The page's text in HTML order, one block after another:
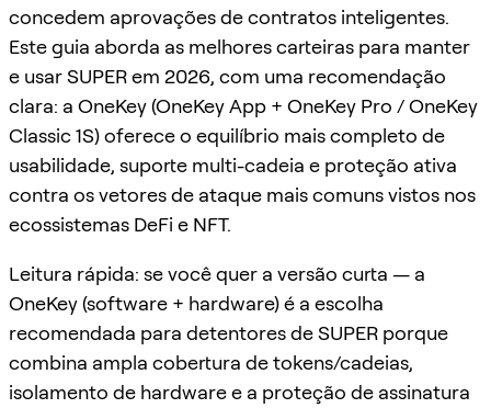
concedem aprovações de contratos inteligentes.
Este guia aborda as melhores carteiras para manter
e usar SUPER em 2026, com uma recomendação
clara: a OneKey (OneKey App + OneKey Pro / OneKey
Classic 1S) oferece o equilíbrio mais completo de
usabilidade, suporte multi-cadeia e proteção ativa
contra os vetores de ataque mais comuns vistos nos
ecossistemas DeFi e NFT.
Leitura rápida: se você quer a versão curta — a
OneKey (software + hardware) é a escolha
recomendada para detentores de SUPER porque
combina ampla cobertura de tokens/cadeias,
isolamento de hardware e a proteção de assinatura